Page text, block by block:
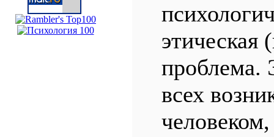
этическая
проблема.
всех